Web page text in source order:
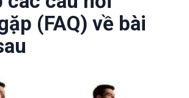
(FAQ) về bài